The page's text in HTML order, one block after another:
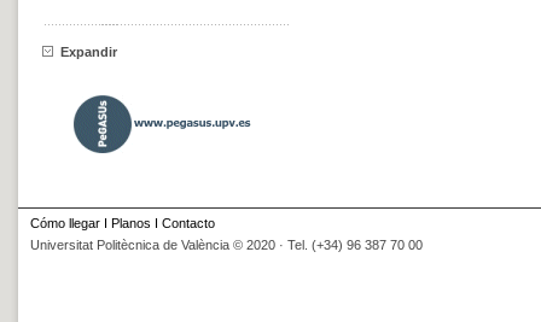
Expandir
Cómo llegar I Planos I Contacto
Universitat Politècnica de València © 2020 · Tel. (+34) 96 387 70 00